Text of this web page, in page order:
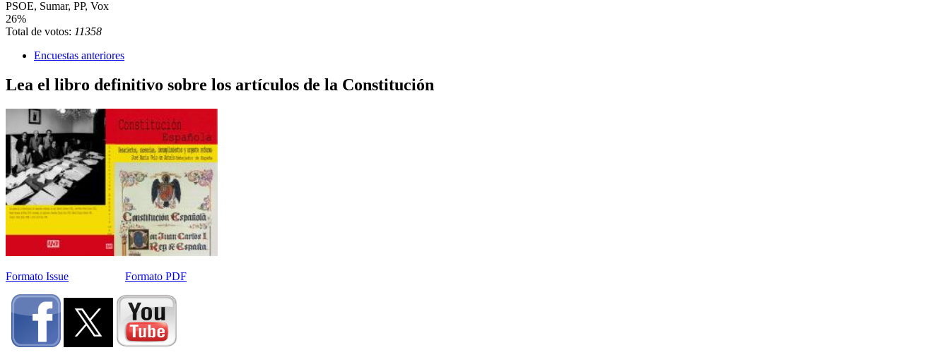
PSOE, Sumar, PP, Vox
26%
Total de votos: 11358
Encuestas anteriores
Lea el libro definitivo sobre los artículos de la Constitución
Formato Issue Formato PDF